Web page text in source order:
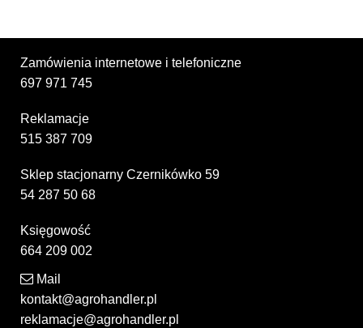
Zamówienia internetowe i telefoniczne
697 971 745
Reklamacje
515 387 709
Sklep stacjonarny Czernikówko 59
54 287 50 68
Księgowość
664 209 002
Mail
kontakt@agrohandler.pl
reklamacje@agrohandler.pl